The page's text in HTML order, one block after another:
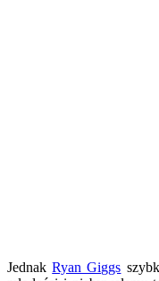
JednakRyan Giggs